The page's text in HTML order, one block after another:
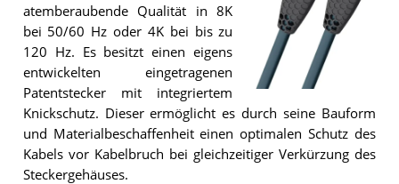
Oehlbach
Flex
Evolution
Patent
atemberaubende Qualität in 8K
bei 50/60 Hz oder 4K bei bis zu
120 Hz. Es besitzt einen eigens
entwickelten eingetragenen
Patentstecker mit integriertem
Knickschutz. Dieser ermöglicht es durch seine Bauform
und Materialbeschaffenheit einen optimalen Schutz des
Kabels vor Kabelbruch bei gleichzeitiger Verkürzung des
Steckergehäuses.